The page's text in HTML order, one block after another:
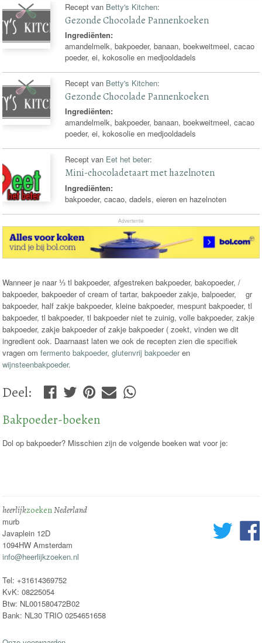
Recept van Betty's Kitchen:
Gezonde Chocolade Pannenkoeken
Ingrediënten:
amandelmelk, bakpoeder, banaan, boekweitmeel, cacao
poeder, ei, kokosolie en medjooldadels
Recept van Betty's Kitchen:
Gezonde Chocolade Pannenkoeken
Ingrediënten:
amandelmelk, bakpoeder, banaan, boekweitmeel, cacao
poeder, ei, kokosolie en medjooldadels
Recept van Eet het beter:
Mini-chocoladetaart met hazelnoten
Ingrediënten:
bakpoeder, cacao, dadels, eieren en hazelnoten
Advertentie
Wanneer je naar ⅓ tl bakpoeder, afgestreken bakpoeder, bakopoeder, /
bakpoeder, bakpoeder of cream of tartar, bakpoeder zakje, balpoeder, gr
bakpoeder, half zakje bakpoeder, kleine bakpoeder, mespunt bakpoeder, tl
bakpoeder, tl bakpoeder, tl bakpoeder niet te zuinig, volle bakpoeder, zakje
bakpoeder, zakje bakpoeder of zakje bakpoeder ( zoekt, vinden we dit
ingredient ook. Daarnaast laten we ook de recepten zien die specifiek
vragen omfermento bakpoeder,glutenvrij bakpoederen
wijnsteenbakpoeder.
Deel:
Bakpoeder-boeken
Dol op bakpoeder? Misschien zijn de volgende boeken wat voor je:
heerlijkzoekenNederland
murb
Javaplein 12D
1094HW Amsterdam
info@heerlijkzoeken.nl
Tel: +31614369752
KvK: 08225054
Btw: NL001580472B02
Bank: NL30 TRIO 0254651658